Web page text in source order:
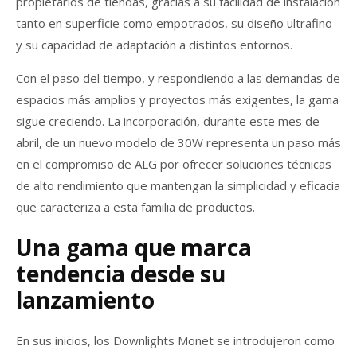
tanto en superficie como empotrados, su diseño ultrafino
y su capacidad de adaptación a distintos entornos.
Con el paso del tiempo, y respondiendo a las demandas de
espacios más amplios y proyectos más exigentes, la gama
sigue creciendo. La incorporación, durante este mes de
abril, de un nuevo modelo de 30W representa un paso más
en el compromiso de ALG por ofrecer soluciones técnicas
de alto rendimiento que mantengan la simplicidad y eficacia
que caracteriza a esta familia de productos.
Una gama que marca
tendencia desde su
lanzamiento
En sus inicios, los Downlights Monet se introdujeron como